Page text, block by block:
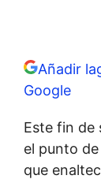
Añadir
Google
Este fin de
el punto
que